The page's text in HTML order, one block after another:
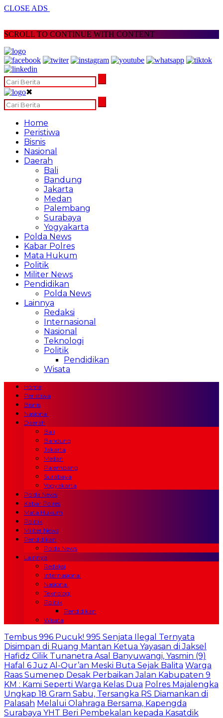
CLOSE ADS
SCROLL TO CONTINUE WITH CONTENT
✖
Home
Peristiwa
Bisnis
Nasional
Daerah
Bali
Bandung
Jakarta
Medan
Palembang
Surabaya
Yogyakarta
Polda News
Kabar Polres
Mata Hukum
Politik
Militer News
Pendidikan
Polda News
Lainnya
Redaksi
Internasional
Nasional
Teknologi
Politik
Pendidikan
Wisata
Home
Peristiwa
Bisnis
Nasional
Daerah
Bali
Bandung
Jakarta
Medan
Palembang
Surabaya
Yogyakarta
Polda News
Kabar Polres
Mata Hukum
Politik
Militer News
Pendidikan
Polda News
Lainnya
Redaksi
Internasional
Nasional
Teknologi
Politik
Pendidikan
Wisata
Tembus 996 Pucuk! 995 Senjata Ilegal Ternyata
Disimpan di Ruang Mantan Ketua Yayasan di Jaksel
Hafidz Cilik Tunanetra Asal Banyuwangi, Yasmin (9)
Hafal 6 Juz Al-Qur’an Meski Buta Sejak Balita Warga
Raas Sumenep Desak Perbaikan Jalan Kabupaten 9
KM : Kami Seperti Warga Kelas Dua Polres Majalengka
Ungkap 18 Gram Sabu, Tersangka RS Diamankan di
Palasah Melalui Olahraga Bersama, Kapengda
Surabaya YHT Beri Pembekalan kepada Kasatdik